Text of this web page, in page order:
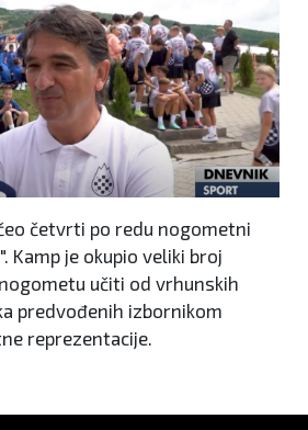
četvrti po redu nogometni
Kamp je okupio veliki broj
učiti od vrhunskih
predvođenih izbornikom
reprezentacije.